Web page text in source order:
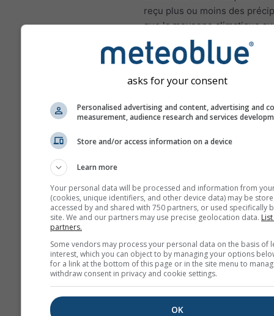
reçu plus ou moins des
que la moyenne climatique
de 1980 à 2010. Ainsi, les
été plus humides et les mois
Changement climatique -
Anomalie de température
Jan Feb Mar
Sep Oct Nov
asks for your consent
Personalised advertising and content, advertising and
measurement, audience research and services
Store and/or access information on a device
Learn more
Your personal data will be processed and information from
(cookies, unique identifiers, and other device data) may be
accessed by and shared with 750 partners, or used specifically
site. We and our partners may use precise geolocation data.
partners.
Some vendors may process your personal data on the basis of
interest, which you can object to by managing your options
for a link at the bottom of this page or in the site menu to
withdraw consent in privacy and cookie settings.
OK